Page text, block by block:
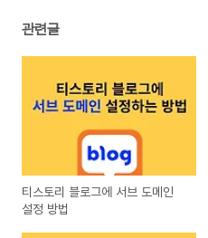
관련글
티스토리 블로그에 서브 도메인
설정 방법